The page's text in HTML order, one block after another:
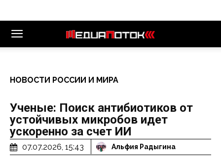
НОВОСТИ РОССИИ И МИРА
Ученые: Поиск антибиотиков от
устойчивых микробов идет
ускоренно за счет ИИ
07.07.2026, 15:43 Альфия Радыгина